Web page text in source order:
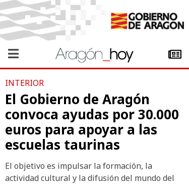
INTERIOR
El Gobierno de Aragón
convoca ayudas por 30.000
euros para apoyar a las
escuelas taurinas
El objetivo es impulsar la formación, la
actividad cultural y la difusión del mundo del